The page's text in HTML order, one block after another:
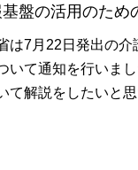
盤の活用のため
は7月22日発出の
いて通知を行いま
て解説をしたいと